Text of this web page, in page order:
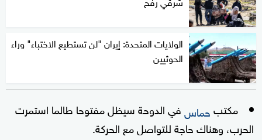
الولايات المتحدة: إيران "لن تستطيع الاختباء" وراء
الحوثيين
مكتبحماس في الدوحة سيظل مفتوحا طالما استمرت
الحرب، وهناك حاجة للتواصل مع الحركة.